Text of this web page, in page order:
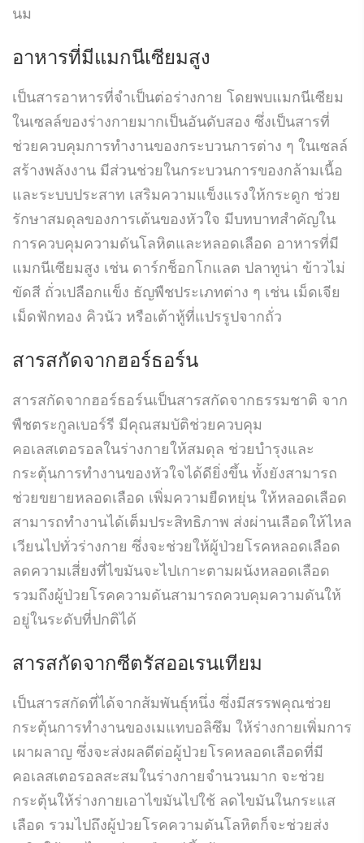
นม
อาหารที่มีแมกนีเซียมสูง
เป็นสารอาหารที่จำเป็นต่อร่างกาย โดยพบแมกนีเซียม
ในเซลล์ของร่างกายมากเป็นอันดับสอง ซึ่งเป็นสารที่
ช่วยควบคุมการทำงานของกระบวนการต่าง ๆ ในเซลล์
สร้างพลังงาน มีส่วนช่วยในกระบวนการของกล้ามเนื้อ
และระบบประสาท เสริมความแข็งแรงให้กระดูก ช่วย
รักษาสมดุลของการเต้นของหัวใจ มีบทบาทสำคัญใน
การควบคุมความดันโลหิตและหลอดเลือด อาหารที่มี
แมกนีเซียมสูง เช่น ดาร์กช็อกโกแลต ปลาทูน่า ข้าวไม่
ขัดสี ถั่วเปลือกแข็ง ธัญพืชประเภทต่าง ๆ เช่น เม็ดเจีย
เม็ดฟักทอง คิวนัว หรือเต้าหู้ที่แปรรูปจากถั่ว
สารสกัดจากฮอร์ธอร์น
สารสกัดจากฮอร์ธอร์นเป็นสารสกัดจากธรรมชาติ จาก
พืชตระกูลเบอร์รี มีคุณสมบัติช่วยควบคุม
คอเลสเตอรอลในร่างกายให้สมดุล ช่วยบำรุงและ
กระตุ้นการทำงานของหัวใจได้ดียิ่งขึ้น ทั้งยังสามารถ
ช่วยขยายหลอดเลือด เพิ่มความยืดหยุ่น ให้หลอดเลือด
สามารถทำงานได้เต็มประสิทธิภาพ ส่งผ่านเลือดให้ไหล
เวียนไปทั่วร่างกาย ซึ่งจะช่วยให้ผู้ป่วยโรคหลอดเลือด
ลดความเสี่ยงที่ไขมันจะไปเกาะตามผนังหลอดเลือด
รวมถึงผู้ป่วยโรคความดันสามารถควบคุมความดันให้
อยู่ในระดับที่ปกติได้
สารสกัดจากซีตรัสออเรนเทียม
เป็นสารสกัดที่ได้จากส้มพันธุ์หนึ่ง ซึ่งมีสรรพคุณช่วย
กระตุ้นการทำงานของเมแทบอลิซึม ให้ร่างกายเพิ่มการ
เผาผลาญ ซึ่งจะส่งผลดีต่อผู้ป่วยโรคหลอดเลือดที่มี
คอเลสเตอรอลสะสมในร่างกายจำนวนมาก จะช่วย
กระตุ้นให้ร่างกายเอาไขมันไปใช้ ลดไขมันในกระแส
เลือด รวมไปถึงผู้ป่วยโรคความดันโลหิตก็จะช่วยส่ง